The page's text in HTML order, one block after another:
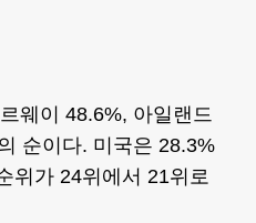
웨이 48.6%, 아일랜드
순이다. 미국은 28.3%
위가 24위에서 21위로